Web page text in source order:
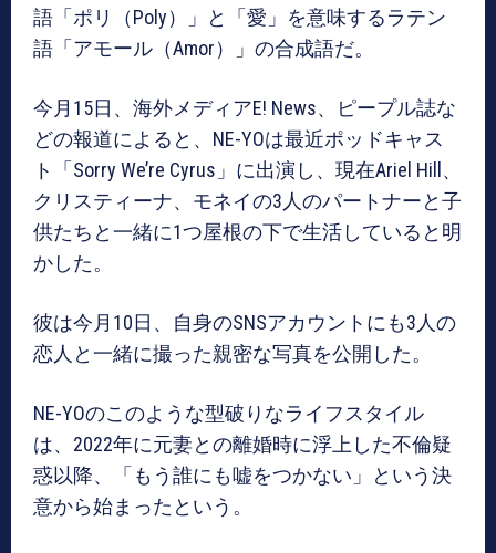
語「ポリ（Poly）」と「愛」を意味するラテン
語「アモール（Amor）」の合成語だ。
今月15日、海外メディアE! News、ピープル誌な
どの報道によると、NE-YOは最近ポッドキャス
ト「Sorry We’re Cyrus」に出演し、現在Ariel Hill、
クリスティーナ、モネイの3人のパートナーと子
供たちと一緒に1つ屋根の下で生活していると明
かした。
彼は今月10日、自身のSNSアカウントにも3人の
恋人と一緒に撮った親密な写真を公開した。
NE-YOのこのような型破りなライフスタイル
は、2022年に元妻との離婚時に浮上した不倫疑
惑以降、「もう誰にも嘘をつかない」という決
意から始まったという。